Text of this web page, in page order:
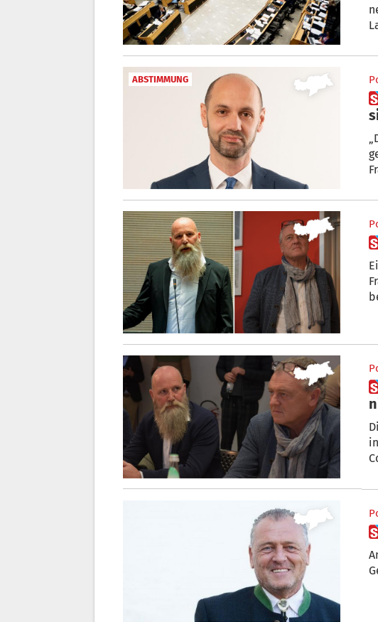
ABSTIMMUNG
 Ein Jahr nach der
 Colli über Wirth